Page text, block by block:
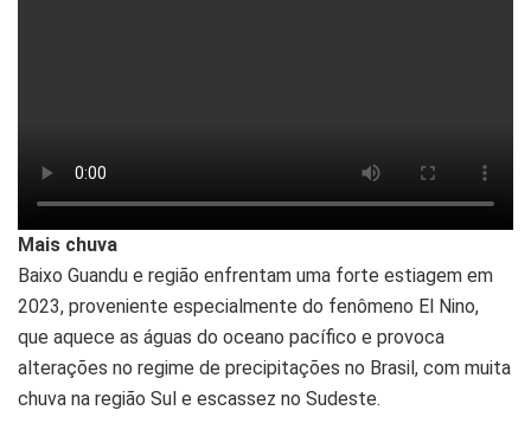
Mais chuva
Baixo Guandu e região enfrentam uma forte estiagem em
2023, proveniente especialmente do fenômeno El Nino,
que aquece as águas do oceano pacífico e provoca
alterações no regime de precipitações no Brasil, com muita
chuva na região Sul e escassez no Sudeste.